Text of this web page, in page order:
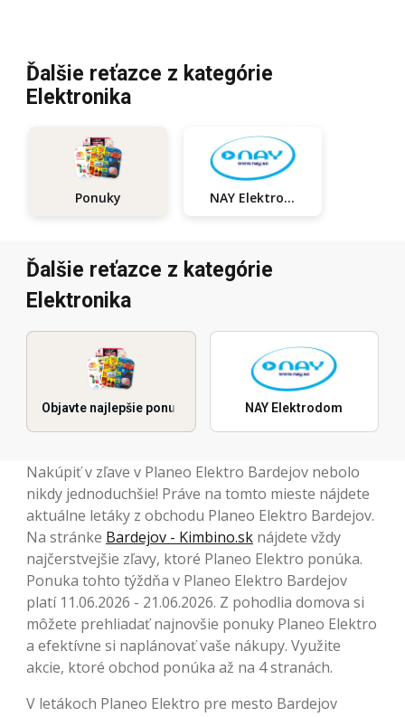
Ďalšie reťazce z kategórie
Elektronika
Ponuky NAY Elektrodom
Ďalšie reťazce z kategórie
Elektronika
Objavte najlepšie ponuky NAY Elektrodom
Nakúpiť v zľave v Planeo Elektro Bardejov nebolo
nikdy jednoduchšie! Práve na tomto mieste nájdete
aktuálne letáky z obchodu Planeo Elektro Bardejov.
Na stránke Bardejov - Kimbino.sk nájdete vždy
najčerstvejšie zľavy, ktoré Planeo Elektro ponúka.
Ponuka tohto týždňa v Planeo Elektro Bardejov
platí 11.06.2026 - 21.06.2026. Z pohodlia domova si
môžete prehliadať najnovšie ponuky Planeo Elektro
a efektívne si naplánovať vaše nákupy. Využite
akcie, ktoré obchod ponúka až na 4 stranách.
V letákoch Planeo Elektro pre mesto Bardejov